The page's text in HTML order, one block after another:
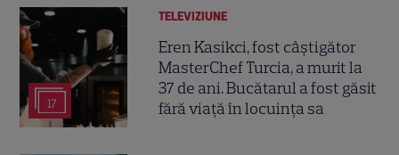
17
TELEVIZIUNE
Eren Kasikci, fost câștigător
MasterChef Turcia, a murit la
37 de ani. Bucătarul a fost găsit
fără viață în locuința sa